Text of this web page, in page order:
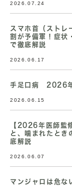
2026.07.24
スマホ首（ストレ
割が予備軍！症状
で徹底解説
2026.06.17
手足口病 2026
2026.06.15
【2026年医師監
と、噛まれたとき
底解説
2026.06.07
マンジャロは危な